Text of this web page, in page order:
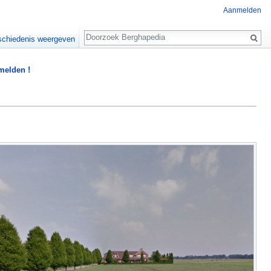
!
Aanmelden
weergeven
Zoeken